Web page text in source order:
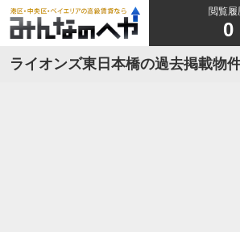
閲覧履
0
ライオンズ東日本橋の過去掲載物